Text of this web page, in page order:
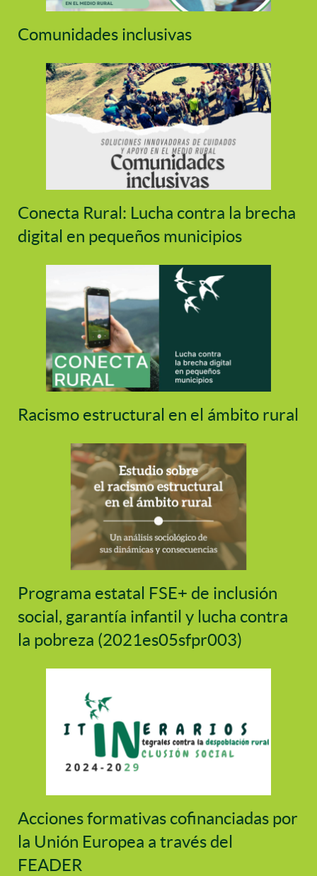
Comunidades inclusivas
Conecta Rural: Lucha contra la brecha
digital en pequeños municipios
Racismo estructural en el ámbito rural
Programa estatal FSE+ de inclusión
social, garantía infantil y lucha contra
la pobreza (2021es05sfpr003)
Acciones formativas cofinanciadas por
la Unión Europea a través del
FEADER